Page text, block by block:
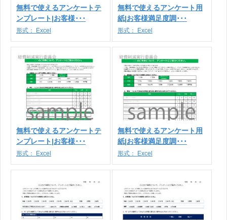
無料で使えるアンケートテ
ンプレート|お客様･･･
形式： Excel
無料で使えるアンケート用
紙|お客様満足度調･･･
形式： Excel
無料で使えるアンケートテ
ンプレート|お客様･･･
形式： Excel
無料で使えるアンケート用
紙|お客様満足度調･･･
形式： Excel